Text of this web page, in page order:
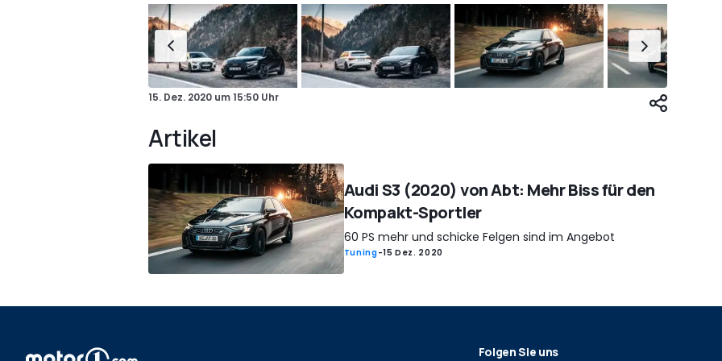
15. Dez. 2020 um15:50 Uhr
Artikel
Audi S3 (2020) von Abt: Mehr Biss für den
Kompakt-Sportler
60 PS mehr und schicke Felgen sind im Angebot
Tuning-15 Dez. 2020
Folgen Sie uns